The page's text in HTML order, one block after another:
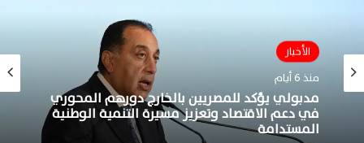
الأخبار
منذ 6 أيام
مدبولي يؤكد للمصريين بالخارج دورهم المحوري
في دعم الاقتصاد وتعزيز مسيرة التنمية الوطنية
المستدامة